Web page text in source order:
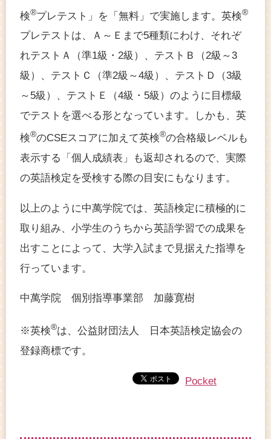
検®プレテスト」を「無料」で実施します。英検®
プレテストは、Ａ～Ｅまで5種類にわけ、それぞ
れテストＡ（準1級・2級）、テストＢ（2級～3
級）、テストＣ（準2級～4級）、テストＤ（3級
～5級）、テストＥ（4級・5級）のように目標級
でテストを選べる形となっています。しかも、英
検®のCSEスコアに加えて英検®の合格級レベルも
表示する「個人成績表」も返却されるので、実際
の英語検定を受検する際の目安にもなります。
以上のように中萬学院では、英語検定に積極的に
取り組み、小学生のうちから英語学習での成果を
出すことによって、大学入試まで見据えた指導を
行っています。
中萬学院 個別指導事業部 加藤寛樹
※英検®は、公益財団法人 日本英語検定協会の
登録商標です。
Pocket